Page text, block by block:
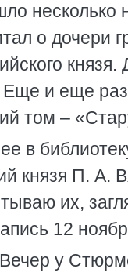
несколько
о дочери
Еще и еще
том –
в
князя П. А.
их,
12
у